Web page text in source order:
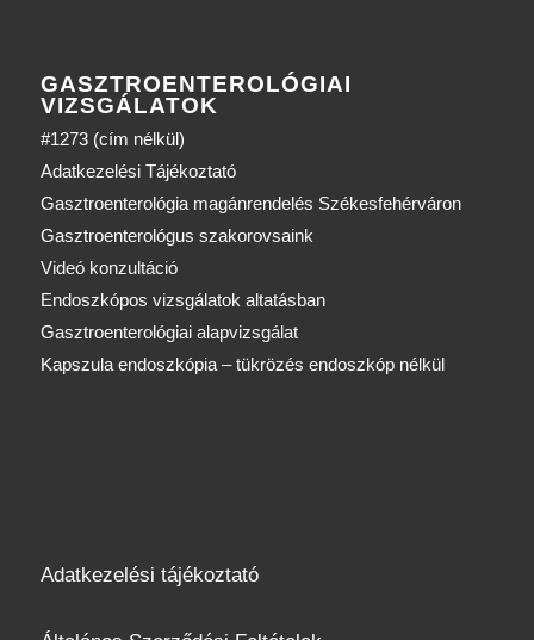
GASZTROENTEROLÓGIAI
VIZSGÁLATOK
#1273 (cím nélkül)
Adatkezelési Tájékoztató
Gasztroenterológia magánrendelés Székesfehérváron
Gasztroenterológus szakorovsaink
Videó konzultáció
Endoszkópos vizsgálatok altatásban
Gasztroenterológiai alapvizsgálat
Kapszula endoszkópia – tükrözés endoszkóp nélkül
Adatkezelési tájékoztató